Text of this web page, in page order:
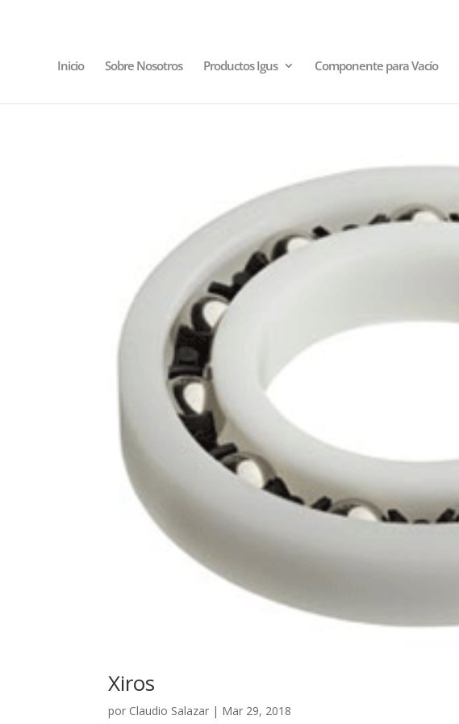
Inicio Sobre Nosotros Productos Igus Componente para Vacío
Xiros
por Claudio Salazar | Mar 29, 2018